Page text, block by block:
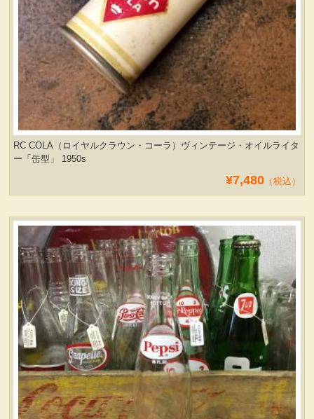
RC COLA（ロイヤルクラウン・コーラ）ヴィンテージ・オイルライタ
ー「缶型」 1950s
¥7,480（税込）